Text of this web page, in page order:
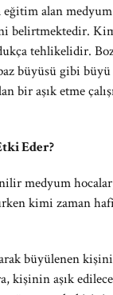
eğitim alan
belirtmektedir.
tehlikelidir.
büyüsü gibi
bir aşık etme
Eder?
medyum
kimi zaman
büyülenen
kişinin aşık